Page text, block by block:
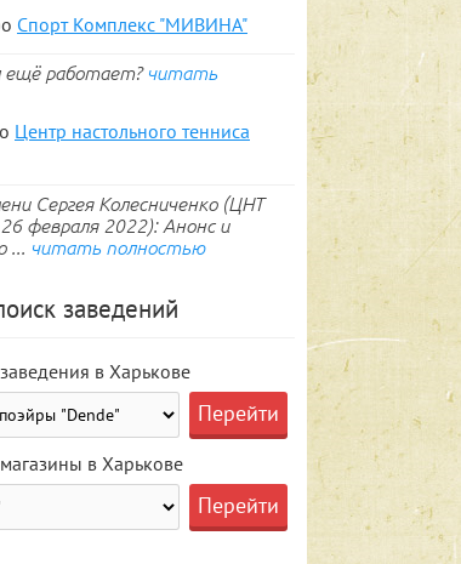
Спорт Комплекс "МИВИНА"
работает? читать
Центр настольного тенниса
Сергея Колесниченко (ЦНТ
февраля 2022): Анонс и
... читать полностью
заведений
в Харькове
в Харькове